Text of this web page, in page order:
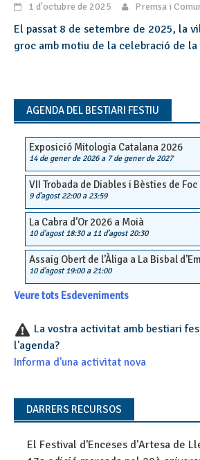
1 d'octubre de 2025 Premsa i
El passat 8 de setembre de 2025, la
groc amb motiu de la celebració de la
AGENDA DEL BESTIARI FESTIU
Exposició Mitologia Catalana 2026
14 de gener de 2026a 7 de gener de 2027
VII Trobada de Diables i Bèsties de Foc
9 d'agost 22:00a 23:59
La Cabra d’Or 2026 a Moià
10 d'agost 18:30a 11 d'agost 20:30
Assaig Obert de l’Àliga a La Bisbal
10 d'agost 19:00a 21:00
Veure tots Esdeveniments
La vostra activitat amb bestiari
l'agenda?
Informa d'una activitat nova
DARRERS RECURSOS
El Festival d'Enceses d'Artesa de